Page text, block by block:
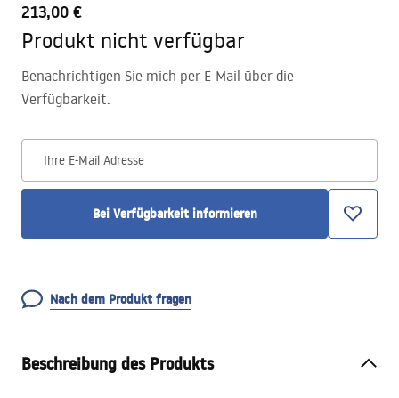
213,00 €
Produkt nicht verfügbar
Benachrichtigen Sie mich per E-Mail über die
Verfügbarkeit.
Ihre E-Mail Adresse
Bei Verfügbarkeit informieren
Nach dem Produkt fragen
Beschreibung des Produkts